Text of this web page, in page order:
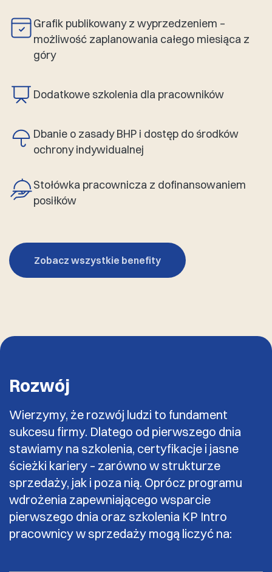
Grafik publikowany z wyprzedzeniem –
możliwość zaplanowania całego miesiąca z
góry
Dodatkowe szkolenia dla pracowników
Dbanie o zasady BHP i dostęp do środków
ochrony indywidualnej
Stołówka pracownicza z dofinansowaniem
posiłków
Zobacz wszystkie benefity
Rozwój
Wierzymy, że rozwój ludzi to fundament
sukcesu firmy. Dlatego od pierwszego dnia
stawiamy na szkolenia, certyfikacje i jasne
ścieżki kariery – zarówno w strukturze
sprzedaży, jak i poza nią. Oprócz programu
wdrożenia zapewniającego wsparcie
pierwszego dnia oraz szkolenia KP Intro
pracownicy w sprzedaży mogą liczyć na: